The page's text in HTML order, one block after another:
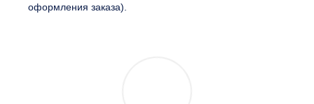
оформления заказа).